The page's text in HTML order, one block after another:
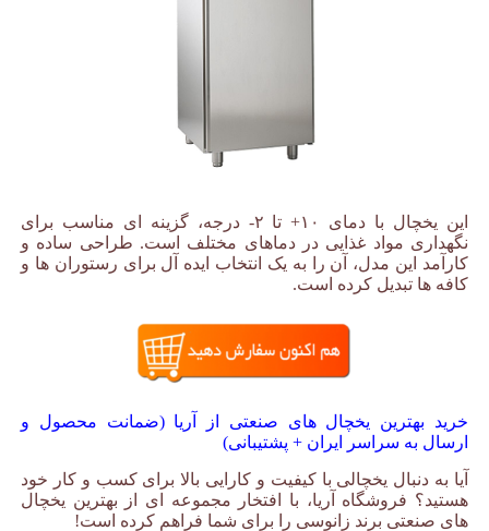
این یخچال با دمای ۱۰+ تا ۲- درجه، گزینه ای مناسب برای
نگهداری مواد غذایی در دماهای مختلف است. طراحی ساده و
کارآمد این مدل، آن را به یک انتخاب ایده آل برای رستوران ها و
کافه ها تبدیل کرده است.
خرید بهترین یخچال های صنعتی از آریا (ضمانت محصول و
ارسال به سراسر ایران + پشتیبانی)
آیا به دنبال یخچالی با کیفیت و کارایی بالا برای کسب و کار خود
هستید؟ فروشگاه آریا، با افتخار مجموعه ای از بهترین یخچال
های صنعتی برند زانوسی را برای شما فراهم کرده است!